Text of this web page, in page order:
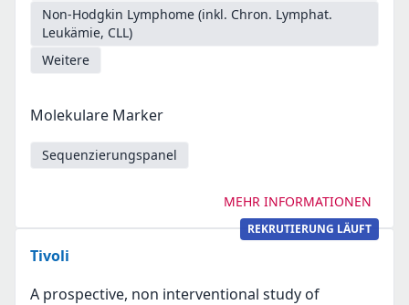
Non-Hodgkin Lymphome (inkl. Chron. Lymphat.
Leukämie, CLL)
Weitere
Molekulare Marker
Sequenzierungspanel
MEHR INFORMATIONEN
REKRUTIERUNG LÄUFT
Tivoli
A prospective, non interventional study of